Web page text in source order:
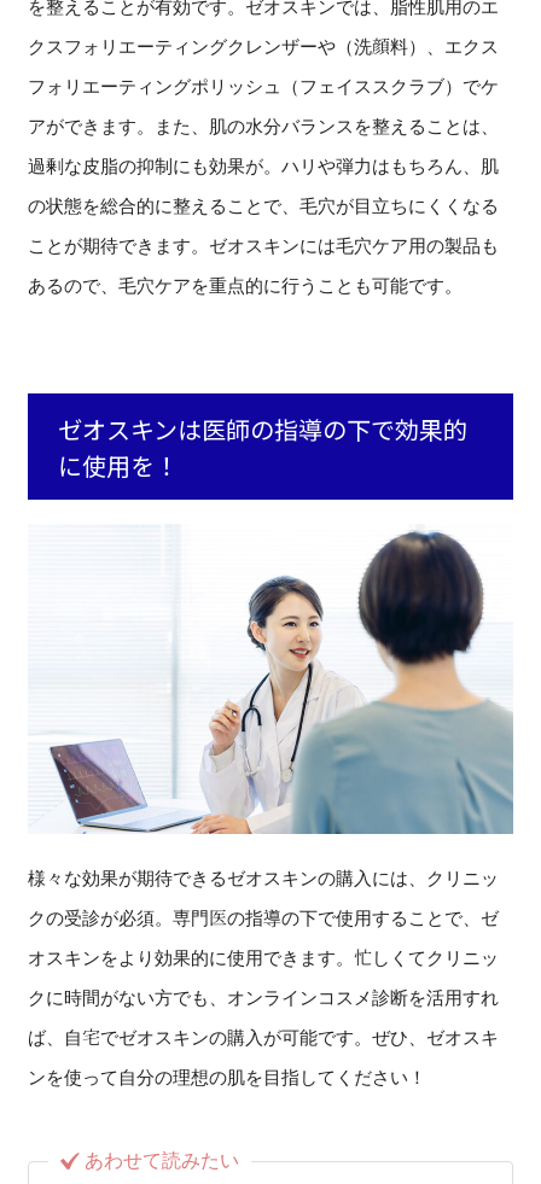
を整えることが有効です。ゼオスキンでは、脂性肌用のエ
クスフォリエーティングクレンザーや（洗顔料）、エクス
フォリエーティングポリッシュ（フェイススクラブ）でケ
アができます。また、肌の水分バランスを整えることは、
過剰な皮脂の抑制にも効果が。ハリや弾力はもちろん、肌
の状態を総合的に整えることで、毛穴が目立ちにくくなる
ことが期待できます。ゼオスキンには毛穴ケア用の製品も
あるので、毛穴ケアを重点的に行うことも可能です。
ゼオスキンは医師の指導の下で効果的
に使用を！
様々な効果が期待できるゼオスキンの購入には、クリニッ
クの受診が必須。専門医の指導の下で使用することで、ゼ
オスキンをより効果的に使用できます。忙しくてクリニッ
クに時間がない方でも、オンラインコスメ診断を活用すれ
ば、自宅でゼオスキンの購入が可能です。ぜひ、ゼオスキ
ンを使って自分の理想の肌を目指してください！
あわせて読みたい